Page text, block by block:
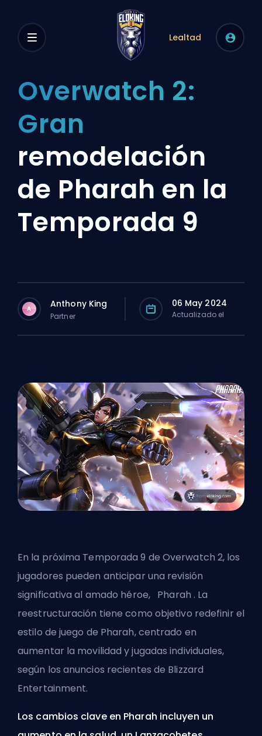
Lealtad
Overwatch 2:
Gran
remodelación
de Pharah en la
Temporada 9
A Anthony King
Partner
06 May 2024
Actualizado el
En la próxima Temporada 9 de Overwatch 2, los
jugadores pueden anticipar una revisión
significativa al amado héroe, Pharah . La
reestructuración tiene como objetivo redefinir el
estilo de juego de Pharah, centrado en
aumentar la movilidad y jugadas individuales,
según los anuncios recientes de Blizzard
Entertainment.
Los cambios clave en Pharah incluyen un